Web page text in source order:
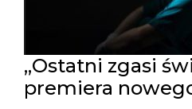
„Ostatni zgasi
premiera